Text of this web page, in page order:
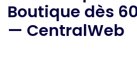
Boutique dès
— CentralWeb